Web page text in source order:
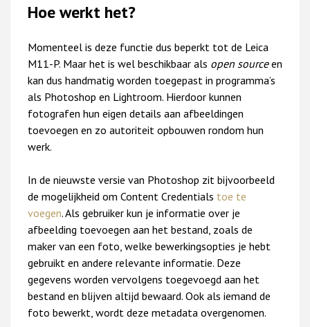
Hoe werkt het?
Momenteel is deze functie dus beperkt tot de Leica
M11-P. Maar het is wel beschikbaar als open sourceen
kan dus handmatig worden toegepast in programma’s
als Photoshop en Lightroom. Hierdoor kunnen
fotografen hun eigen details aan afbeeldingen
toevoegen en zo autoriteit opbouwen rondom hun
werk.
In de nieuwste versie van Photoshop zit bijvoorbeeld
de mogelijkheid om Content Credentials toe te
voegen. Als gebruiker kun je informatie over je
afbeelding toevoegen aan het bestand, zoals de
maker van een foto, welke bewerkingsopties je hebt
gebruikt en andere relevante informatie. Deze
gegevens worden vervolgens toegevoegd aan het
bestand en blijven altijd bewaard. Ook als iemand de
foto bewerkt, wordt deze metadata overgenomen.